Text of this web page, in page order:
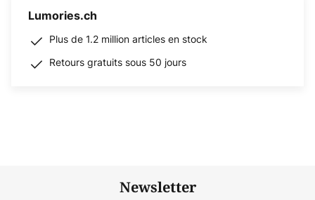
Lumories.ch
Plus de 1.2 million articles en stock
Retours gratuits sous 50 jours
Newsletter